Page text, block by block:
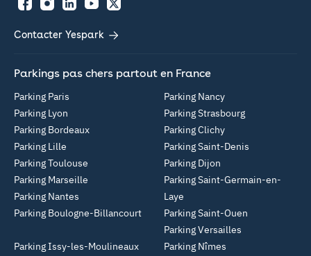
FacebookInstagramLinkedInYouTubeTwitter
Contacter Yespark
Parkings pas chers partout en France
Parking Paris
Parking Lyon
Parking Bordeaux
Parking Lille
Parking Toulouse
Parking Marseille
Parking Nantes
Parking Boulogne-Billancourt
Parking Nancy
Parking Strasbourg
Parking Clichy
Parking Saint-Denis
Parking Dijon
Parking Saint-Germain-en-
Laye
Parking Saint-Ouen
Parking Versailles
Parking Issy-les-Moulineaux
Parking Nîmes